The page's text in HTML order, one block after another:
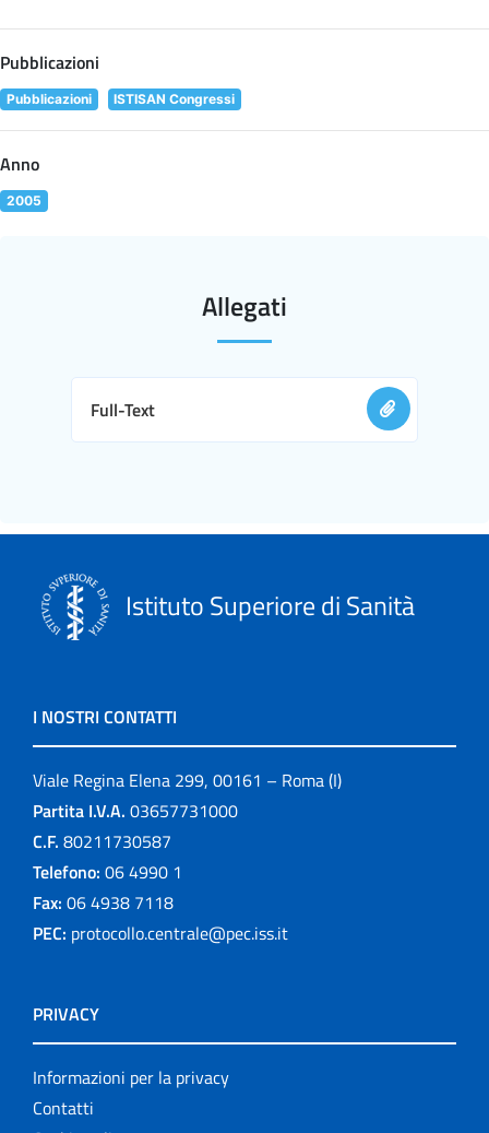
Pubblicazioni
Pubblicazioni ISTISAN Congressi
Anno
2005
Allegati
Full-Text
Istituto Superiore di Sanità
I NOSTRI CONTATTI
Viale Regina Elena 299, 00161 – Roma (I)
Partita I.V.A. 03657731000
C.F. 80211730587
Telefono: 06 4990 1
Fax: 06 4938 7118
PEC: protocollo.centrale@pec.iss.it
PRIVACY
Informazioni per la privacy
Contatti